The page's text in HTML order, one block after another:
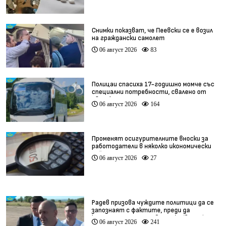
Снимки показват, че Пеевски се е возил
на граждански самолет
06 август 2026 83
Полицаи спасиха 17-годишно момче със
специални потребности, свалено от
автобус
06 август 2026 164
Променят осигурителните вноски за
работодатели в няколко икономически
дейности
06 август 2026 27
Радев призова чуждите политици да се
запознаят с фактите, преди да
коментират случая в Банско (видео)
06 август 2026 241